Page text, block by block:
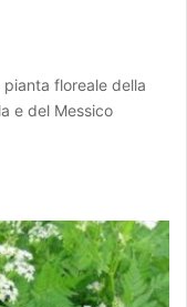
floreale della
e del Messico